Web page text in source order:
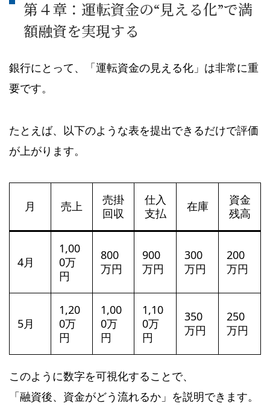
第４章：運転資金の“見える化”で満
額融資を実現する
銀行にとって、「運転資金の見える化」は非常に重
要です。
たとえば、以下のような表を提出できるだけで評価
が上がります。
月 売上
売掛
回収
仕入
支払
在庫
資金
残高
4月
1,00
0万
円
800
万円
900
万円
300
万円
200
万円
5月
1,20
0万
円
1,00
0万
円
1,10
0万
円
350
万円
250
万円
このように数字を可視化することで、
「融資後、資金がどう流れるか」を説明できます。